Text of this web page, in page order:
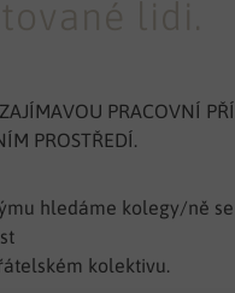
PRACOVNÍ
PROSTŘEDÍ.
hledáme kolegy/ně
kolektivu.